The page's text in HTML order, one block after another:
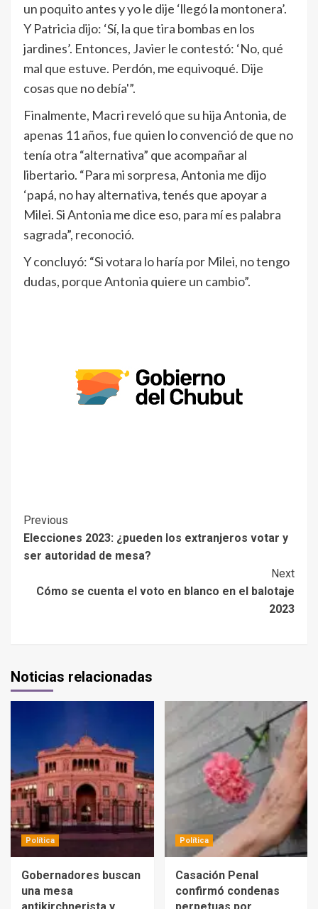
un poquito antes y yo le dije ‘llegó la montonera’.
Y Patricia dijo: ‘Sí, la que tira bombas en los
jardines’. Entonces, Javier le contestó: ‘No, qué
mal que estuve. Perdón, me equivoqué. Dije
cosas que no debía'”.
Finalmente, Macri reveló que su hija Antonia, de
apenas 11 años, fue quien lo convenció de que no
tenía otra “alternativa” que acompañar al
libertario. “Para mi sorpresa, Antonia me dijo
‘papá, no hay alternativa, tenés que apoyar a
Milei. Si Antonia me dice eso, para mí es palabra
sagrada”, reconoció.
Y concluyó: “Si votara lo haría por Milei, no tengo
dudas, porque Antonia quiere un cambio”.
Previous
Elecciones 2023: ¿pueden los extranjeros votar y
ser autoridad de mesa?
Next
Cómo se cuenta el voto en blanco en el balotaje
2023
Noticias relacionadas
Política
Gobernadores buscan
una mesa
Política
Casación Penal
confirmó condenas